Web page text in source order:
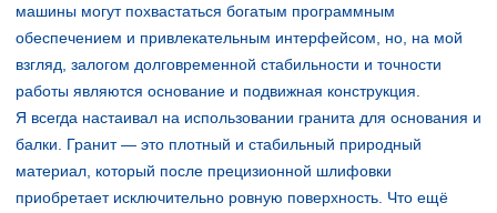
машины могут похвастаться богатым программным
обеспечением и привлекательным интерфейсом, но, на мой
взгляд, залогом долговременной стабильности и точности
работы являются основание и подвижная конструкция.
Я всегда настаивал на использовании гранита для основания и
балки. Гранит — это плотный и стабильный природный
материал, который после прецизионной шлифовки
приобретает исключительно ровную поверхность. Что ещё